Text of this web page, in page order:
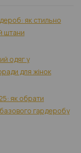
як стильно
штани
одяг у
для жінок
як обрати
базового гардеробу